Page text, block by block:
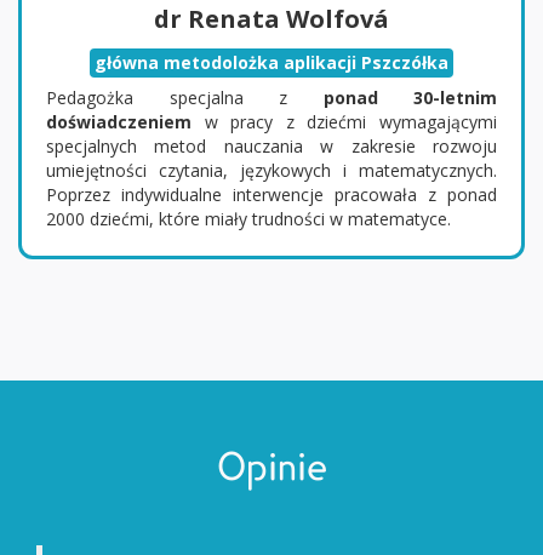
dr Renata Wolfová
główna metodolożka aplikacji Pszczółka
Pedagożka specjalna z ponad 30-letnim
doświadczeniem w pracy z dziećmi wymagającymi
specjalnych metod nauczania w zakresie rozwoju
umiejętności czytania, językowych i matematycznych.
Poprzez indywidualne interwencje pracowała z ponad
2000 dziećmi, które miały trudności w matematyce.
Opinie